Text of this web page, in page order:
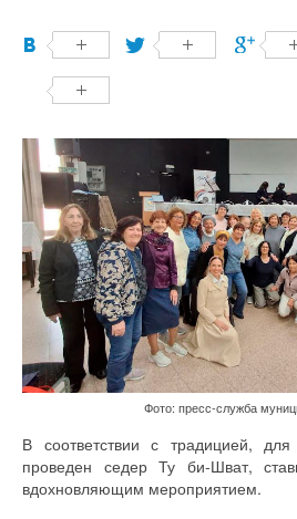
Фото: пресс-служба
В соответствии с традицией,
проведен седер Ту би-Шват,
вдохновляющим мероприятием.